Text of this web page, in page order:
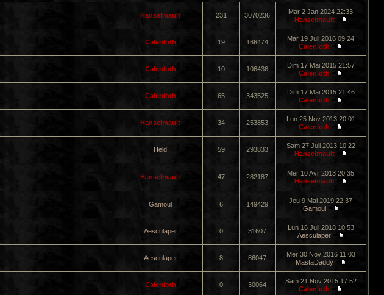
Hanselmault 231 3070236
Mar 2 Jan 2024 22:33
Hanselmault
Calenloth 19 166474
Mar 19 Juil 2016 09:24
Calenloth
Calenloth 10 106436
Dim 17 Mai 2015 21:57
Calenloth
Calenloth 65 343525
Dim 17 Mai 2015 21:46
Calenloth
Hanselmault 34 253853
Lun 25 Nov 2013 20:01
Calenloth
Held 59 293833
Sam 27 Juil 2013 10:22
Hanselmault
Hanselmault 47 282187
Mer 10 Avr 2013 20:35
Hanselmault
Gamoul 6 149429
Jeu 9 Mai 2019 22:37
Gamoul
Aesculaper 0 31607
Lun 16 Juil 2018 10:53
Aesculaper
Aesculaper 8 86047
Mer 30 Nov 2016 11:03
MastaDaddy
Calenloth 0 30064
Sam 21 Nov 2015 17:52
Calenloth